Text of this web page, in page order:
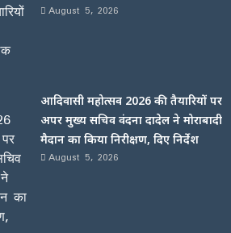
August 5, 2026
आदिवासी महोत्सव 2026 की तैयारियों पर
अपर मुख्य सचिव वंदना दादेल ने मोराबादी
मैदान का किया निरीक्षण, दिए निर्देश
August 5, 2026